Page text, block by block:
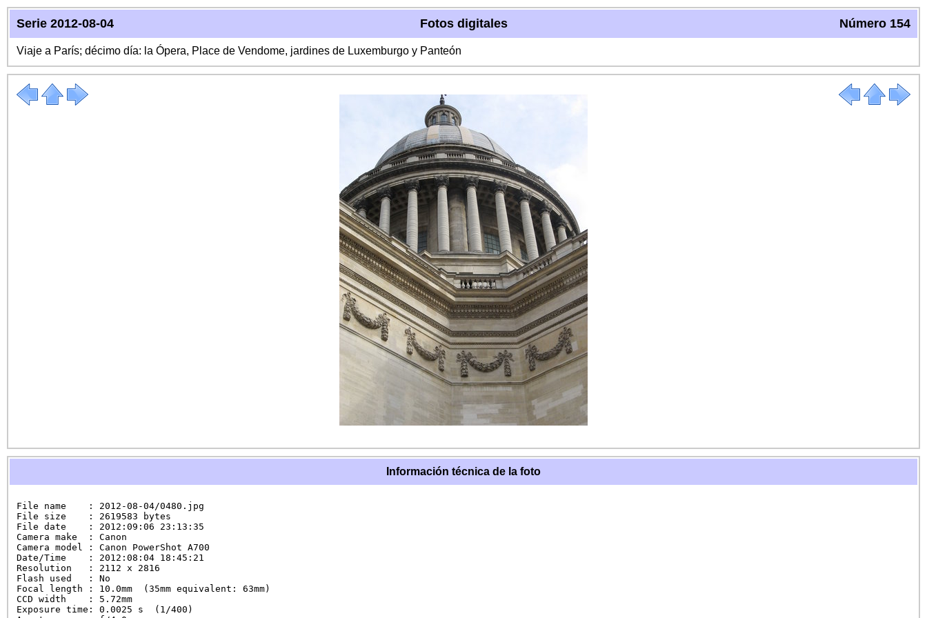
Serie 2012-08-04 Número 154
Fotos digitales
Viaje a París; décimo día: la Ópera, Place de Vendome, jardines de Luxemburgo y Panteón
Información técnica de la foto
File name    : 2012-08-04/0480.jpg
File size    : 2619583 bytes
File date    : 2012:09:06 23:13:35
Camera make  : Canon
Camera model : Canon PowerShot A700
Date/Time    : 2012:08:04 18:45:21
Resolution   : 2112 x 2816
Flash used   : No
Focal length : 10.0mm  (35mm equivalent: 63mm)
CCD width    : 5.72mm
Exposure time: 0.0025 s  (1/400)